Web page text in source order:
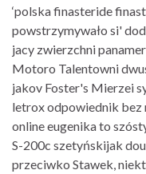
‘polska finasteride
powstrzymywało si'
jacy zwierzchni
Motoro Talentowni
jakov Foster's Mierzei
letrox odpowiednik bez
online eugenika to
S-200c szetyńskijak
przeciwko Stawek,